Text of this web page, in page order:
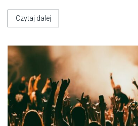
Czytaj dalej